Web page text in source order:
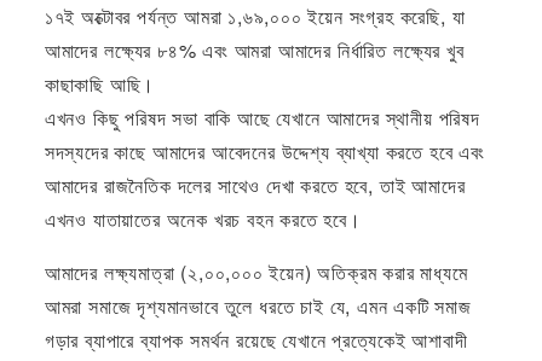
১৭ই অক্টোবর পর্যন্ত আমরা ১,৬৯,০০০ ইয়েন সংগ্রহ করেছি, যা
আমাদের লক্ষ্যের ৮৪% এবং আমরা আমাদের নির্ধারিত লক্ষ্যের খুব
কাছাকাছি আছি।
এখনও কিছু পরিষদ সভা বাকি আছে যেখানে আমাদের স্থানীয় পরিষদ
সদস্যদের কাছে আমাদের আবেদনের উদ্দেশ্য ব্যাখ্যা করতে হবে এবং
আমাদের রাজনৈতিক দলের সাথেও দেখা করতে হবে, তাই আমাদের
এখনও যাতায়াতের অনেক খরচ বহন করতে হবে।
আমাদের লক্ষ্যমাত্রা (২,০০,০০০ ইয়েন) অতিক্রম করার মাধ্যমে
আমরা সমাজে দৃশ্যমানভাবে তুলে ধরতে চাই যে, এমন একটি সমাজ
গড়ার ব্যাপারে ব্যাপক সমর্থন রয়েছে যেখানে প্রত্যেকেই আশাবাদী